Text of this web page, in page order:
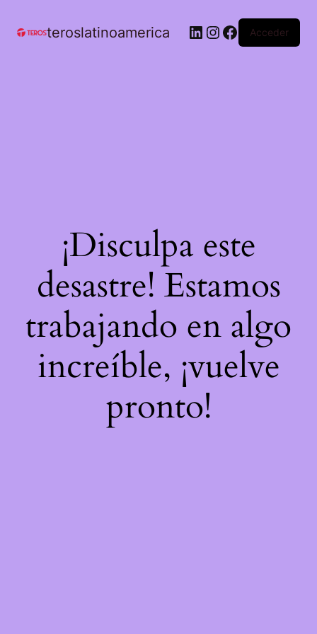
teroslatinoamerica Acceder
¡Disculpa este
desastre! Estamos
trabajando en algo
increíble, ¡vuelve
pronto!